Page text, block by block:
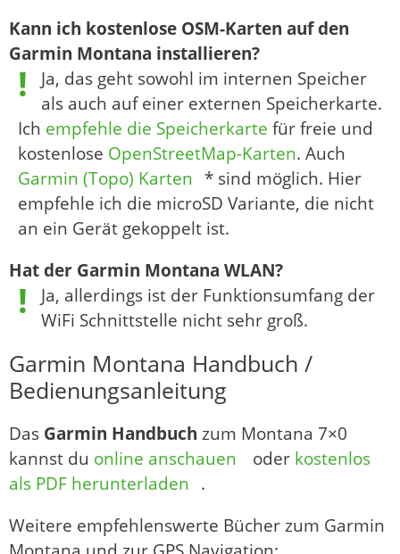
Kann ich kostenlose OSM-Karten auf den
Garmin Montana installieren?
Ja, das geht sowohl im internen Speicher
als auch auf einer externen Speicherkarte.
Ich empfehle die Speicherkarte für freie und
kostenlose OpenStreetMap-Karten. Auch
Garmin (Topo) Karten * sind möglich. Hier
empfehle ich die microSD Variante, die nicht
an ein Gerät gekoppelt ist.
Hat der Garmin Montana WLAN?
Ja, allerdings ist der Funktionsumfang der
WiFi Schnittstelle nicht sehr groß.
Garmin Montana Handbuch /
Bedienungsanleitung
Das Garmin Handbuch zum Montana 7×0
kannst du online anschauen oder kostenlos
als PDF herunterladen .
Weitere empfehlenswerte Bücher zum Garmin